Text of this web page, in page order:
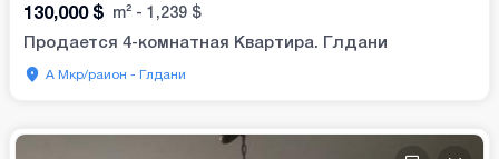
130,000 $ m² - 1,239 $
Продается 4-комнатная Квартира. Глдани
А Мкр/раион - Глдани